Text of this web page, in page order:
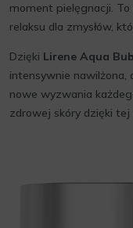
moment pielęgnacji.
relaksu dla zmysłów,
Dzięki Lirene Aqua
intensywnie nawilżona,
nowe wyzwania
zdrowej skóry dzięki